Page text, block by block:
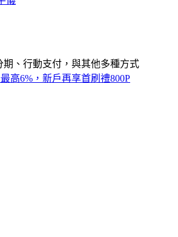
期、行動支付，與其他多種方式
高6%，新戶再享首刷禮800P